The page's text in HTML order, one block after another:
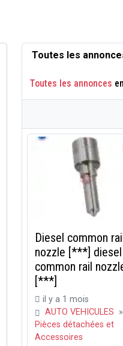
Toutes les
Toutes les annonces en
Diesel common rail
nozzle [***] diesel
common rail
[***]
il y a 1 mois
AUTO VEHICULES »
Pièces détachées et
Accessoires